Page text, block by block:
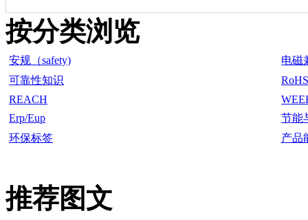
按分类浏览
安规（safety)
电磁
可靠性知识
RoHS
REACH
Erp/Eup
节能
环保标签
产品
推荐图文